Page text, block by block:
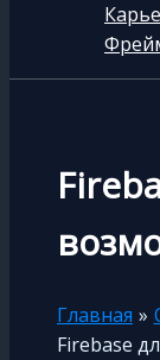
Главная
Firebase